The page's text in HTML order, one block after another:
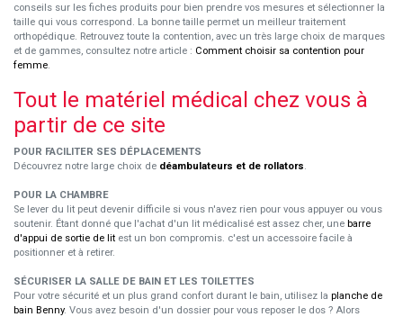
conseils sur les fiches produits pour bien prendre vos mesures et sélectionner la
taille qui vous correspond. La bonne taille permet un meilleur traitement
orthopédique. Retrouvez toute la contention, avec un très large choix de marques
et de gammes, consultez notre article : Comment choisir sa contention pour
femme.
Tout le matériel médical chez vous à
partir de ce site
POUR FACILITER SES DÉPLACEMENTS
Découvrez notre large choix de déambulateurs et de rollators.
POUR LA CHAMBRE
Se lever du lit peut devenir difficile si vous n'avez rien pour vous appuyer ou vous
soutenir. Étant donné que l'achat d'un lit médicalisé est assez cher, une barre
d'appui de sortie de lit est un bon compromis. c'est un accessoire facile à
positionner et à retirer.
SÉCURISER LA SALLE DE BAIN ET LES TOILETTES
Pour votre sécurité et un plus grand confort durant le bain, utilisez la planche de
bain Benny. Vous avez besoin d'un dossier pour vous reposer le dos ? Alors